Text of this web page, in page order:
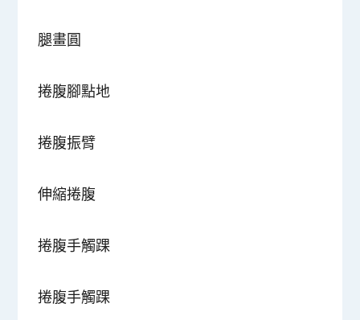
腿畫圓
捲腹腳點地
捲腹振臂
伸縮捲腹
捲腹手觸踝
捲腹手觸踝